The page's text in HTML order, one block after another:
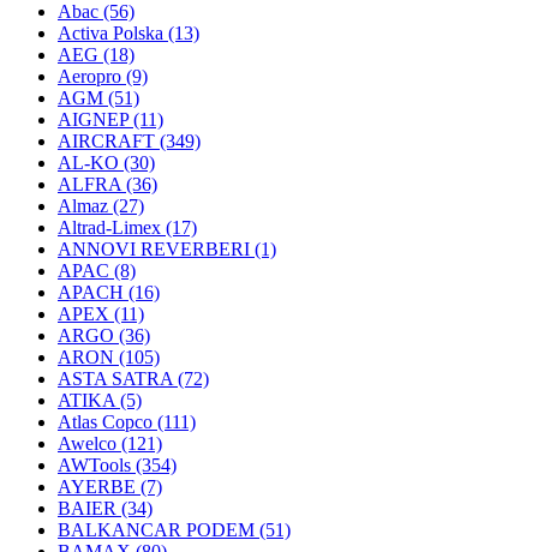
Abac (56)
Activa Polska (13)
AEG (18)
Aeropro (9)
AGM (51)
AIGNEP(11)
AIRCRAFT (349)
AL-KO (30)
ALFRA (36)
Almaz (27)
Altrad-Limex (17)
ANNOVI REVERBERI (1)
APAC (8)
APACH (16)
APEX (11)
ARGO (36)
ARON (105)
ASTA SATRA (72)
ATIKA (5)
Atlas Copco (111)
Awelco (121)
AWTools (354)
AYERBE (7)
BAIER (34)
BALKANCAR PODEM (51)